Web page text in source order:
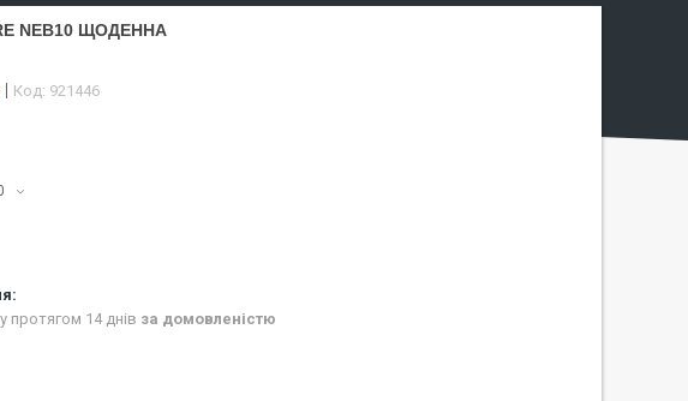
NEB10 ЩОДЕННА
Код: 921446
протягом 14 днів за домовленістю